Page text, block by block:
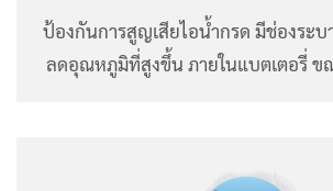
ป้องกันการสูญเสียไอน้ำกรด มีช่องระบ
ลดอุณหภูมิที่สูงขึ้น ภายในแบตเตอรี่ ข